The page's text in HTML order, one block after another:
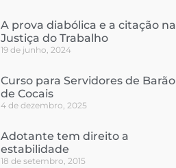
A prova diabólica e a citação na
Justiça do Trabalho
19 de junho, 2024
Curso para Servidores de Barão
de Cocais
4 de dezembro, 2025
Adotante tem direito a
estabilidade
18 de setembro, 2015